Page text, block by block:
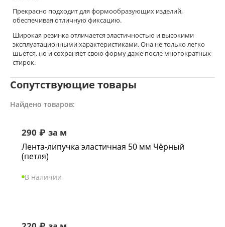
Прекрасно подходит для формообразующих изделий,
обеспечивая отличную фиксацию.
Широкая резинка отличается эластичностью и высокими
эксплуатационными характеристиками. Она не только легко
шьется, но и сохраняет свою форму даже после многократных
стирок.
Сопутствующие товары
Найдено товаров:
290 ₽ за м
Лента-липучка эластичная 50 мм Чёрный
(петля)
В наличии